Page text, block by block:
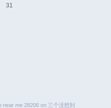
31
near me 28206 on 三个没想到